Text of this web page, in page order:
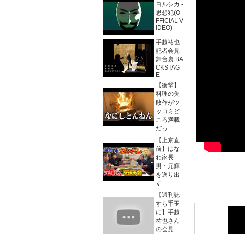
ヨルシカ -
思想犯(O
FFICIAL V
IDEO)
手越祐也
記者会見
舞台裏 BA
CKSTAG
E
【衝撃】
料理の失
敗作がツ
ッコミど
ころ満載
だっ...
【上京直
前】はな
わ家長
男・元輝
を送り出
す...
【週刊誌
すら手玉
に】手越
祐也さん
の会見